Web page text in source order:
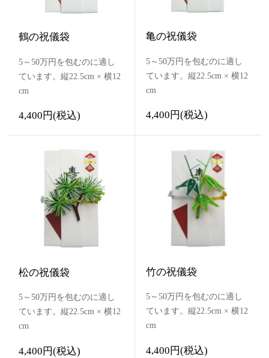
鶴の祝儀袋
5～50万円を包むのに適し
ています。縦22.5cm × 横12
cm
4,400円(税込)
亀の祝儀袋
5～50万円を包むのに適し
ています。縦22.5cm × 横12
cm
4,400円(税込)
松の祝儀袋
5～50万円を包むのに適し
ています。縦22.5cm × 横12
cm
4,400円(税込)
竹の祝儀袋
5～50万円を包むのに適し
ています。縦22.5cm × 横12
cm
4,400円(税込)